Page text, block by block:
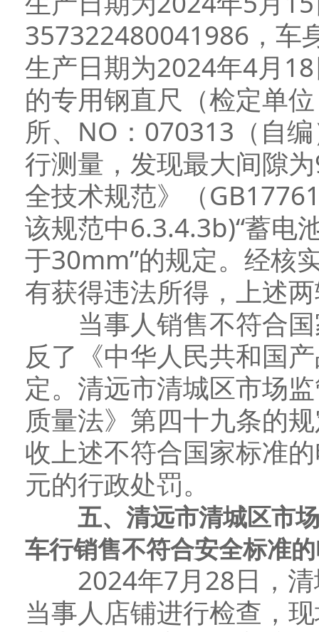
357322480041986，车
生产日期为2024年4月
的专用钢直尺（检定单
所、NO：070313（自
行测量，发现最大间隙
全技术规范》（
该规范中6.3.4.3b)“蓄电
于30mm”的规定。经核
有获得违法所得，上述
当事人销售不符合国
反了《中华人民共和国
定。清远市清城区市场
质量法》第四十九条的
收上述不符合国家标准
元的行政处罚。
五、清远市清城区市
车行销售不符合安全标准
2024年7月28日，清
当事人店铺进行检查，